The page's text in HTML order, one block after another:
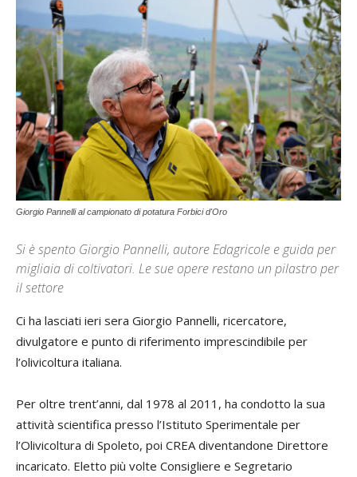
Giorgio Pannelli al campionato di potatura Forbici d'Oro
Si è spento Giorgio Pannelli, autore Edagricole e guida per
migliaia di coltivatori. Le sue opere restano un pilastro per
il settore
Ci ha lasciati ieri sera Giorgio Pannelli, ricercatore,
divulgatore e punto di riferimento imprescindibile per
l’olivicoltura italiana.
Per oltre trent’anni, dal 1978 al 2011, ha condotto la sua
attività scientifica presso l’Istituto Sperimentale per
l’Olivicoltura di Spoleto, poi CREA diventandone Direttore
incaricato. Eletto più volte Consigliere e Segretario